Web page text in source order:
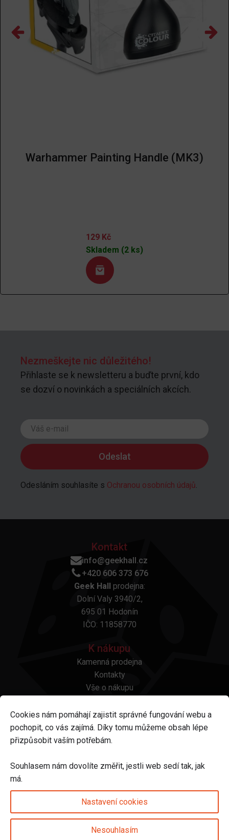
Warhammer Painting Handle (MK3)
129 Kč
Skladem (2 ks)
Nezmeškejte nic důležitého!
Přihlaste se k newsletteru a buďte první, kdo
se dozví o novinkách a speciálních akcích.
Odesláním souhlasíte s Ochranou osobních údajů
Kontakt
info@geekhall.cz
+420 606 373 676
Geek Hall prodejna:
Dolní Valy 3940/2,
695 01 Hodonín
IČO: 11858770
K nákupu
Kamenná prodejna
Kontakty
Vše o nákupu
Platba a doprava
Reklamace a vrácení
Obchodní podmínky
Odstoupení od smlouvy
Sledujte nás na
Cookies nám pomáhají zajistit správné fungování webu a
pochopit, co vás zajímá. Díky tomu můžeme obsah lépe
přizpůsobit vaším potřebám.
Souhlasem nám dovolíte změřit, jestli web sedí tak, jak
má.
Nastavení cookies
Nesouhlasím